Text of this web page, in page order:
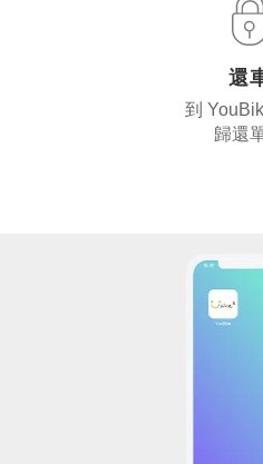
還
到
歸還